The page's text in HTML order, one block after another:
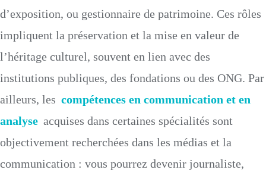
d’exposition, ou gestionnaire de patrimoine. Ces rôles
impliquent la préservation et la mise en valeur de
l’héritage culturel, souvent en lien avec des
institutions publiques, des fondations ou des ONG. Par
ailleurs, les compétences en communication et en
analyse acquises dans certaines spécialités sont
objectivement recherchées dans les médias et la
communication : vous pourrez devenir journaliste,